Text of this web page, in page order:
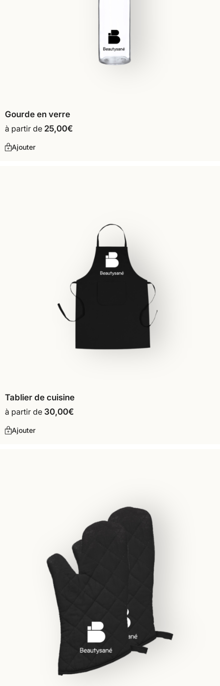
Gourde en verre
à partir de 25,00€
Ajouter
Tablier de cuisine
à partir de 30,00€
Ajouter